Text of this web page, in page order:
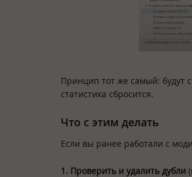
Принцип тот же самый: будут
статистика сбросится.
Что с этим делать
Если вы ранее работали с
1. Проверить и удалить дубли